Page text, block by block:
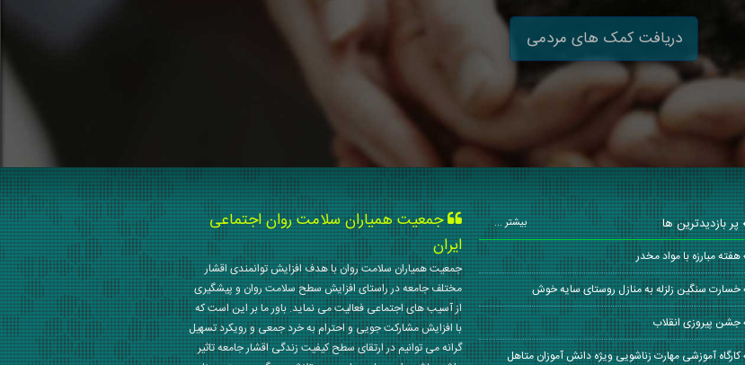
دریافت کمک های مردمی
پر بازدیدترین ها بیشتر ...
هفته مبارزه با مواد مخدر
خسارت سنگین زلزله به منازل روستای سایه خوش
جشن پیروزی انقلاب
کارگاه آموزشی مهارت زناشویی ویژه دانش آموزان متاهل
جمعیت همیاران سلامت روان اجتماعی
ایران
جمعیت همیاران سلامت روان با هدف افزایش توانمندی اقشار
مختلف جامعه در راستای افزایش سطح سلامت روان و پیشگیری
از آسیب های اجتماعی فعالیت می نماید. باور ما بر این است که
با افزایش مشارکت جویی و احترام به خرد جمعی و رویکرد تسهیل
گرانه می توانیم در ارتقای سطح کیفیت زندگی اقشار جامعه تاثیر